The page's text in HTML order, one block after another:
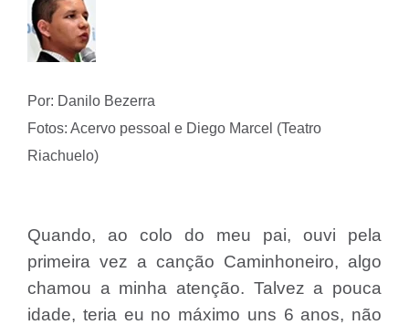
Por: Danilo Bezerra
Fotos: Acervo pessoal e Diego Marcel (Teatro
Riachuelo)
Quando, ao colo do meu pai, ouvi pela
primeira vez a canção Caminhoneiro, algo
chamou a minha atenção. Talvez a pouca
idade, teria eu no máximo uns 6 anos, não